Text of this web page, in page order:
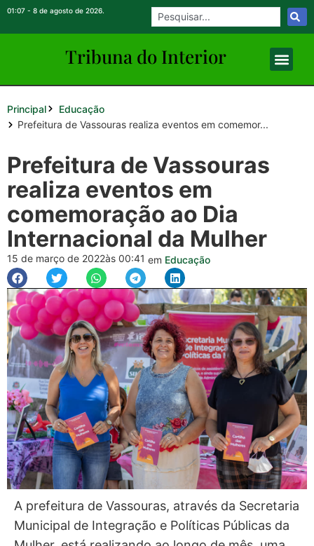
01:07 - 8 de agosto de 2026.
Tribuna do Interior
Principal
Educação
Prefeitura de Vassouras realiza eventos em comemor...
Prefeitura de Vassouras
realiza eventos em
comemoração ao Dia
Internacional da Mulher
15 de março de 2022às 00:41 em Educação
A prefeitura de Vassouras, através da Secretaria
Municipal de Integração e Políticas Públicas da